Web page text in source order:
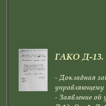
ГАКО Д-13.
- Докладная
управляющему
- Заявление об